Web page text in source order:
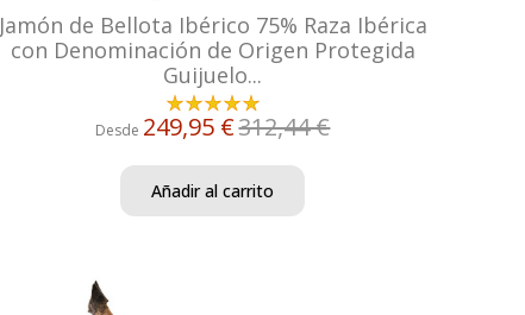
Jamón de Bellota Ibérico 75% Raza Ibérica
con Denominación de Origen Protegida
Guijuelo...
Desde 249,95 €312,44 €
Añadir al carrito